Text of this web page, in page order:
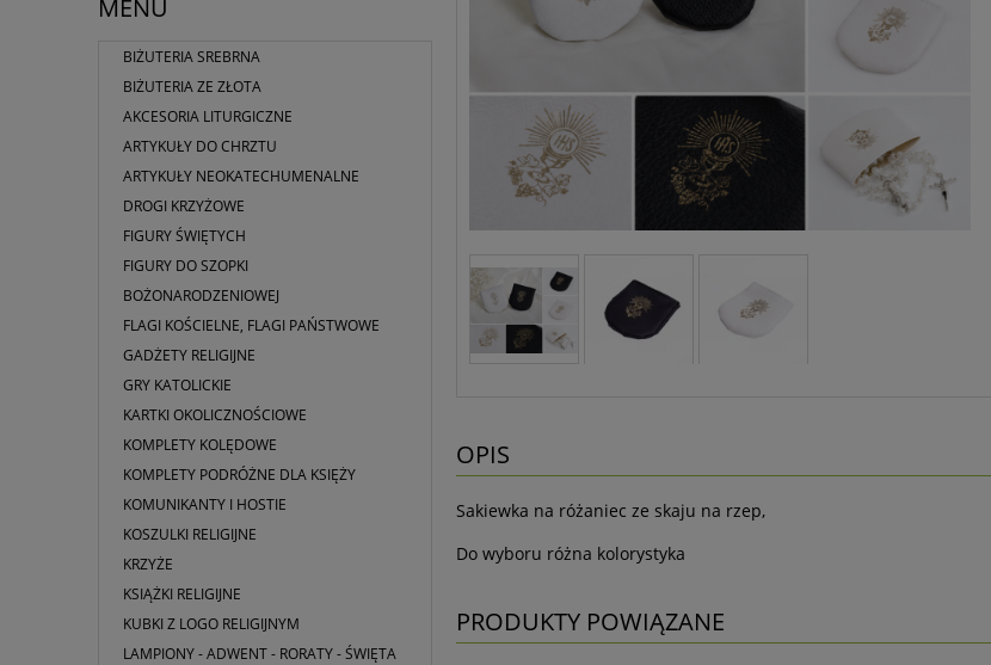
MENU
BIŻUTERIA SREBRNA
BIŻUTERIA ZE ZŁOTA
AKCESORIA LITURGICZNE
ARTYKUŁY DO CHRZTU
ARTYKUŁY NEOKATECHUMENALNE
DROGI KRZYŻOWE
FIGURY ŚWIĘTYCH
FIGURY DO SZOPKI
BOŻONARODZENIOWEJ
FLAGI KOŚCIELNE, FLAGI PAŃSTWOWE
GADŻETY RELIGIJNE
GRY KATOLICKIE
KARTKI OKOLICZNOŚCIOWE
KOMPLETY KOLĘDOWE
KOMPLETY PODRÓŻNE DLA KSIĘŻY
KOMUNIKANTY I HOSTIE
KOSZULKI RELIGIJNE
KRZYŻE
KSIĄŻKI RELIGIJNE
KUBKI Z LOGO RELIGIJNYM
LAMPIONY - ADWENT - RORATY - ŚWIĘTA
OPIS
Sakiewka na różaniec ze skaju na rzep,
Do wyboru różna kolorystyka
PRODUKTY POWIĄZANE